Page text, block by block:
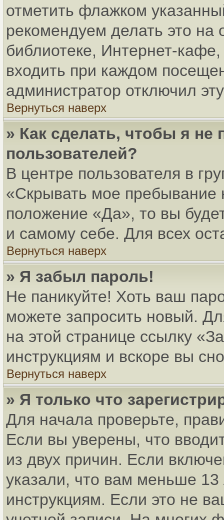
отметить флажком
рекомендуем делать это
библиотеке, Интернет-
входить при каждом
администратор отключил
Вернуться наверх
» Как сделать, чтобы я не
пользователей?
В центре пользователя в
«Скрывать мое пребывание
положение «Да», то вы
и самому себе. Для всех
Вернуться наверх
» Я забыл пароль!
Не паникуйте! Хоть ваш
можете запросить новый.
на этой странице ссылку
инструкциям и вскоре вы
Вернуться наверх
» Я только что
Для начала проверьте,
Если вы уверены, что
из двух причин. Если
указали, что вам меньше
инструкциям. Если это не